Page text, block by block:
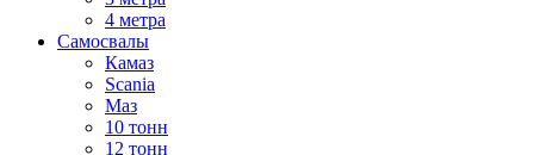
4 метра
Самосвалы
Камаз
Scania
Маз
10 тонн
12 тонн